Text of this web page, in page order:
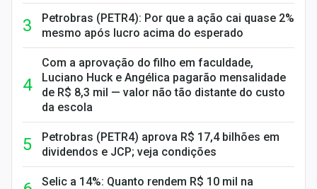
Petrobras (PETR4): Por que a ação cai quase 2%
mesmo após lucro acima do esperado
Com a aprovação do filho em faculdade,
Luciano Huck e Angélica pagarão mensalidade
de R$ 8,3 mil — valor não tão distante do custo
da escola
Petrobras (PETR4) aprova R$ 17,4 bilhões em
dividendos e JCP; veja condições
Selic a 14%: Quanto rendem R$ 10 mil na